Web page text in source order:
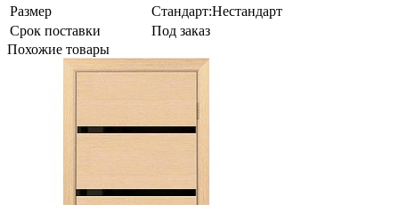
Размер
Стандарт:Нестандарт
Срок поставки
Под заказ
Похожие товары